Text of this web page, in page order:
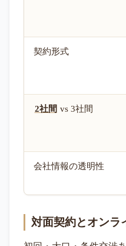
契約形式
2社間 vs 3社間
会社情報の透明性
対面契約とオンラ